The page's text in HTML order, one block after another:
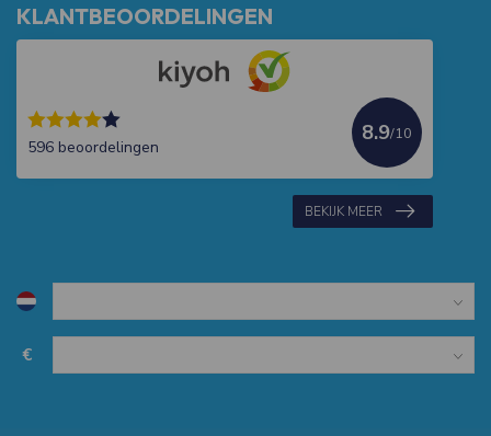
KLANTBEOORDELINGEN
596 beoordelingen
8.9/10
BEKIJK MEER
€